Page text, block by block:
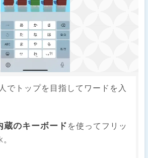
でトップを目指してワードを入
蔵のキーボード を使ってフリッ